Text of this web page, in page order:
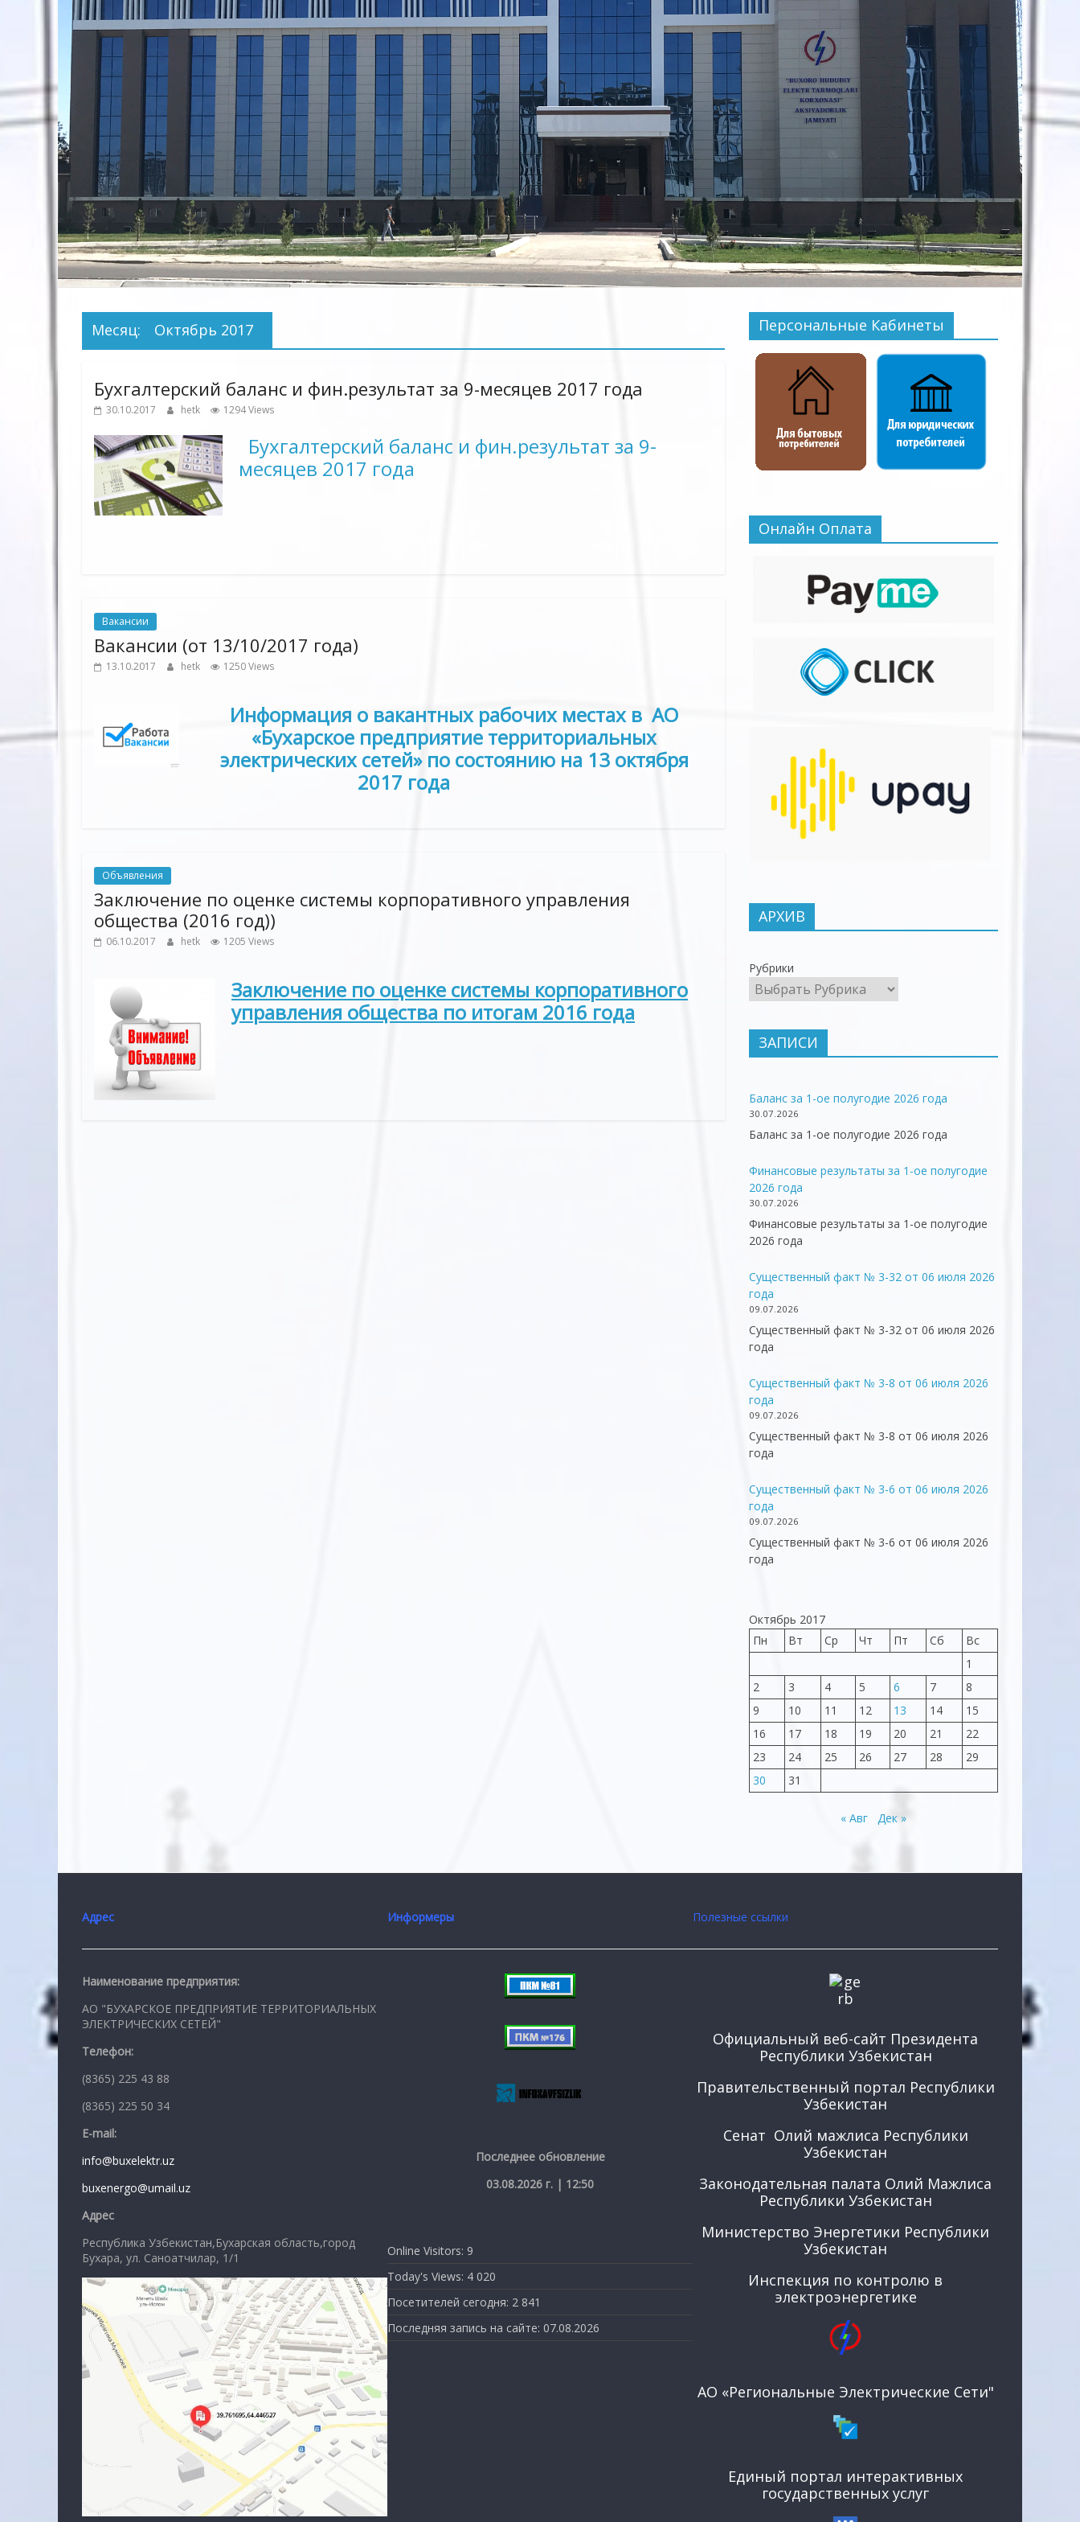
Предприятие
Территориальных
Электрических
сетей"
Месяц: Октябрь 2017
Бухгалтерский баланс и фин.результат за 9-месяцев 2017 года
30.10.2017 hetk 1294 Views
Бухгалтерский баланс и фин.результат за 9-
месяцев 2017 года
Вакансии
Вакансии (от 13/10/2017 года)
13.10.2017 hetk 1250 Views
Информация о вакантных рабочих местах в АО
«Бухарское предприятие территориальных
электрических сетей» по состоянию на 13 октября
2017 года
Объявления
Заключение по оценке системы корпоративного управления
общества (2016 год))
06.10.2017 hetk 1205 Views
Заключение по оценке системы корпоративного
управления общества по итогам 2016 года
Персональные Кабинеты
Онлайн Оплата
АРХИВ
Рубрики
ЗАПИСИ
Баланс за 1-ое полугодие 2026 года
30.07.2026
Баланс за 1-ое полугодие 2026 года
Финансовые результаты за 1-ое полугодие
2026 года
30.07.2026
Финансовые результаты за 1-ое полугодие
2026 года
Существенный факт № 3-32 от 06 июля 2026
года
09.07.2026
Существенный факт № 3-32 от 06 июля 2026
года
Существенный факт № 3-8 от 06 июля 2026
года
09.07.2026
Существенный факт № 3-8 от 06 июля 2026
года
Существенный факт № 3-6 от 06 июля 2026
года
09.07.2026
Существенный факт № 3-6 от 06 июля 2026
года
Октябрь 2017
Пн
Вт Ср Чт Пт Сб
Вс
1
2
3 4 5 6 7
8
9
10 11 12 13 14
15
16
17 18 19 20 21
22
23
24 25 26 27 28
29
30
31
« Авг Дек »
Адрес
Наименование предприятия:
АО "БУХАРСКОЕ ПРЕДПРИЯТИЕ ТЕРРИТОРИАЛЬНЫХ
ЭЛЕКТРИЧЕСКИХ СЕТЕЙ"
Телефон:
(8365) 225 43 88
(8365) 225 50 34
E-mail:
info@buxelektr.uz
buxenergo@umail.uz
Адрес
Республика Узбекистан,Бухарская область,город
Бухара, ул. Саноатчилар, 1/1
Информеры
Последнее обновление
03.08.2026 г. | 12:50
Online Visitors: 9
Today's Views: 4 020
Посетителей сегодня: 2 841
Последняя запись на сайте: 07.08.2026
Полезные ссылки
Официальный веб-сайт Президента
Республики Узбекистан
Правительственный портал Республики
Узбекистан
Сенат Олий мажлиса Республики
Узбекистан
Законодательная палата Олий Мажлиса
Республики Узбекистан
Министерство Энергетики Республики
Узбекистан
Инспекция по контролю в
электроэнергетике
АО «Региональные Электрические Сети"
Единый портал интерактивных
государственных услуг